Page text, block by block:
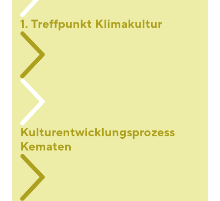
1. Treffpunkt Klimakultur
Kulturentwicklungsprozess
Kematen